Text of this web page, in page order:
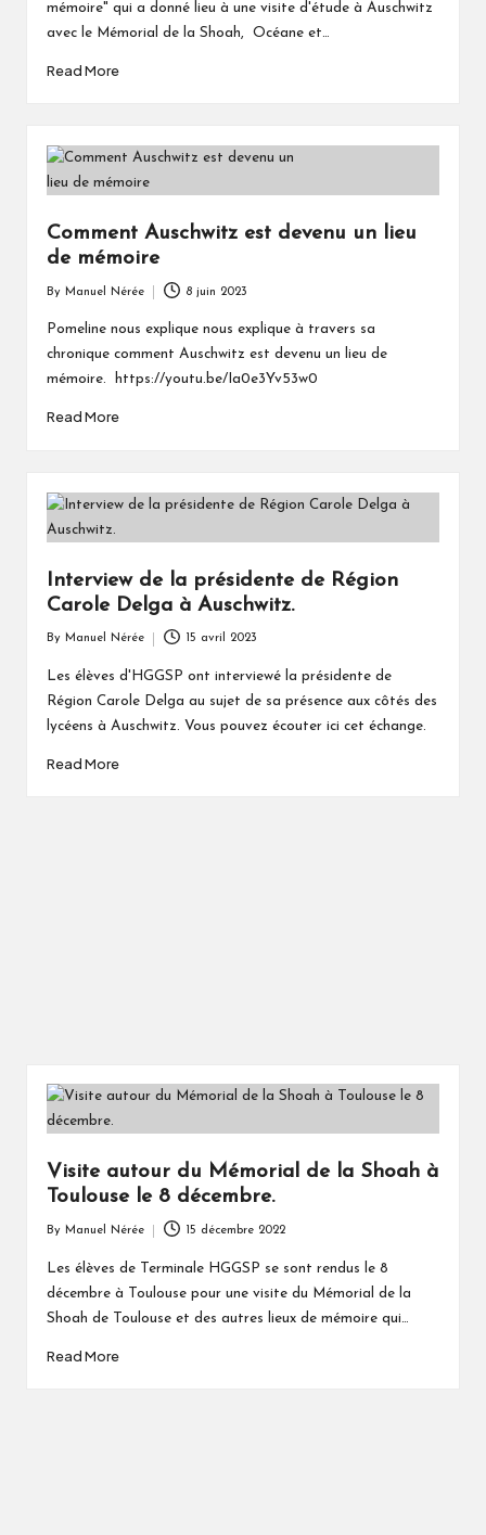
mémoire" qui a donné lieu à une visite d'étude à Auschwitz
avec le Mémorial de la Shoah, Océane et…
Read More
Comment Auschwitz est devenu un lieu
de mémoire
by
By Manuel Nérée 8 juin 2023
Pomeline nous explique nous explique à travers sa
chronique comment Auschwitz est devenu un lieu de
mémoire. https://youtu.be/Ia0e3Yv53w0
Read More
Interview de la présidente de Région
Carole Delga à Auschwitz.
by
By Manuel Nérée 15 avril 2023
Les élèves d'HGGSP ont interviewé la présidente de
Région Carole Delga au sujet de sa présence aux côtés des
lycéens à Auschwitz. Vous pouvez écouter ici cet échange.
Read More
Visite autour du Mémorial de la Shoah à
Toulouse le 8 décembre.
by
By Manuel Nérée 15 décembre 2022
Les élèves de Terminale HGGSP se sont rendus le 8
décembre à Toulouse pour une visite du Mémorial de la
Shoah de Toulouse et des autres lieux de mémoire qui…
Read More